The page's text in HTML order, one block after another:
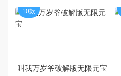
叫我万岁爷破解版无限元宝
10款